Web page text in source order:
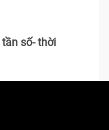
số- thời